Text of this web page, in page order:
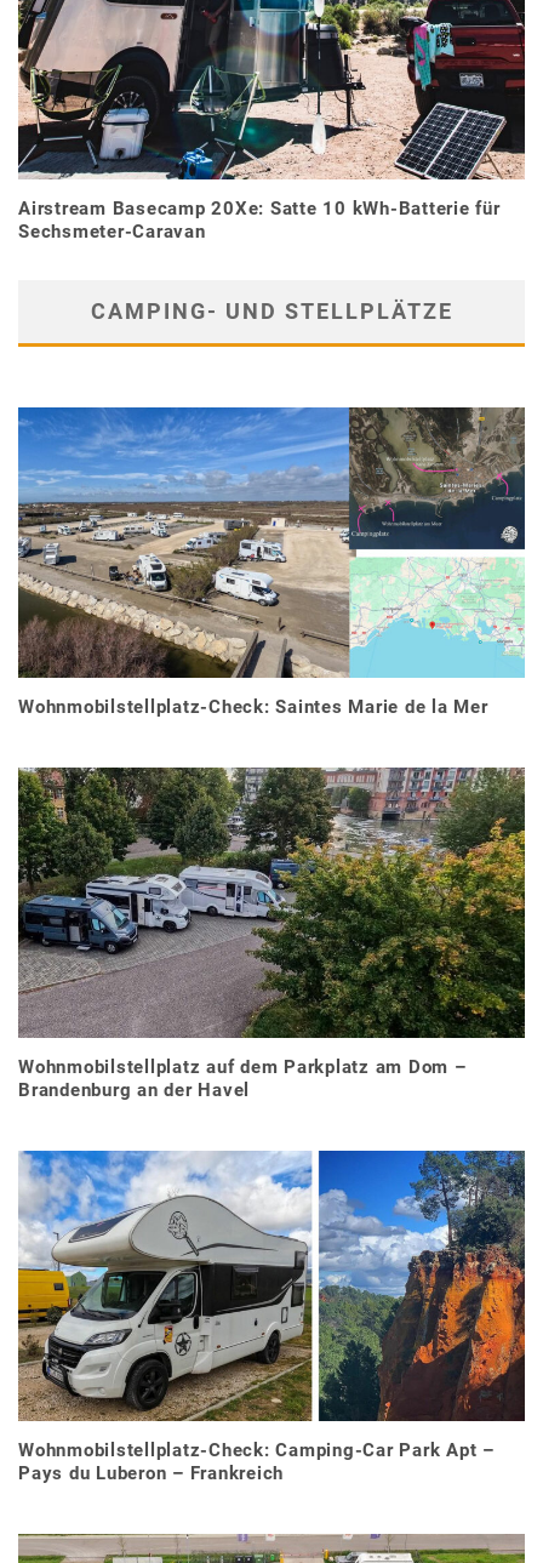
Airstream Basecamp 20Xe: Satte 10 kWh-Batterie für
Sechsmeter-Caravan
CAMPING- UND STELLPLÄTZE
Wohnmobilstellplatz-Check: Saintes Marie de la Mer
Wohnmobilstellplatz auf dem Parkplatz am Dom –
Brandenburg an der Havel
Wohnmobilstellplatz-Check: Camping-Car Park Apt –
Pays du Luberon – Frankreich